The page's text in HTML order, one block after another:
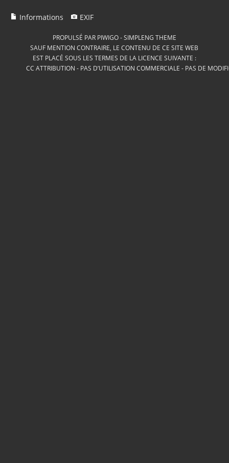
Informations EXIF
PROPULSÉ PAR PIWIGO-SIMPLENG THEME
SAUF MENTION CONTRAIRE, LE CONTENU DE CE SITE WEB
EST PLACÉ SOUS LES TERMES DE LA LICENCE SUIVANTE :
CC ATTRIBUTION - PAS D’UTILISATION COMMERCIALE - PAS DE